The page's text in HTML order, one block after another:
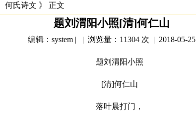
何氏诗文 》 正文
题刘渭阳小照[清]何仁山
编辑：system | | 浏览量：11304 次 | 2018-05-25
题刘渭阳小照
[清]何仁山
落叶晨打门，